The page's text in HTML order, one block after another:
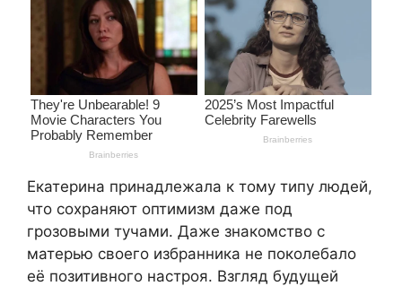
Екатерина принадлежала к тому типу людей,
что сохраняют оптимизм даже под
грозовыми тучами. Даже знакомство с
матерью своего избранника не поколебало
её позитивного настроя. Взгляд будущей